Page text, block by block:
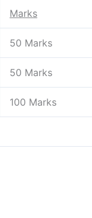
Marks
50 Marks
50 Marks
100 Marks